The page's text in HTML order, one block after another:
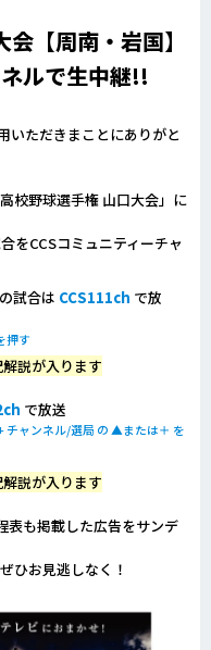
【周南・岩国】
ルで生中継!!
いただきまことにありがと
校野球選手権 山口大会」に
をCCSコミュニティーチャ
試合は CCS111ch で放
押す
説が入ります
で放送
チャンネル/選局 の ▲または＋ を
説が入ります
表も掲載した広告をサンデ
ひお見逃しなく！